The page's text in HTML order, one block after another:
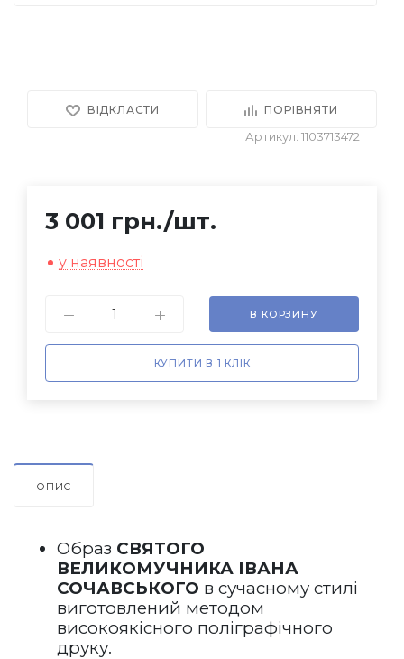
ВІДКЛАСТИ ПОРІВНЯТИ
Артикул: 1103713472
3 001 грн./шт.
у наявності
В КОРЗИНУ
КУПИТИ В 1 КЛІК
ОПИС
Образ СВЯТОГО
ВЕЛИКОМУЧНИКА ІВАНА
СОЧАВСЬКОГО в сучасному стилі
виготовлений методом
високоякісного поліграфічного
друку.